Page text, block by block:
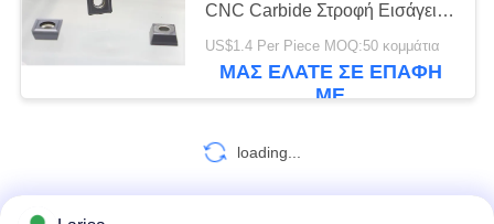
Τροχοί άλεσης
5
CNC Carbide Στροφή Εισάγει U
τρυπάνι Εισάγει SPMG110408
US$1.4 Per Piece MOQ:50 κομμάτια
ΜΑΣ ΕΛΆΤΕ ΣΕ ΕΠΑΦΉ
ΜΕ
loading...